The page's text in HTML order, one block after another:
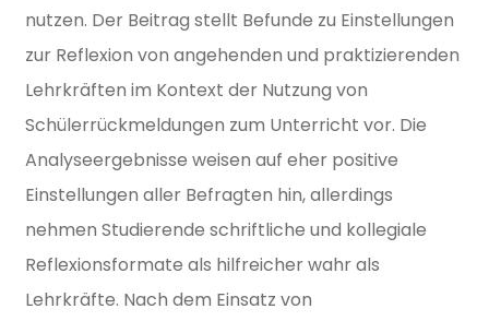
nutzen. Der Beitrag stellt Befunde zu Einstellungen
zur Reflexion von angehenden und praktizierenden
Lehrkräften im Kontext der Nutzung von
Schülerrückmeldungen zum Unterricht vor. Die
Analyseergebnisse weisen auf eher positive
Einstellungen aller Befragten hin, allerdings
nehmen Studierende schriftliche und kollegiale
Reflexionsformate als hilfreicher wahr als
Lehrkräfte. Nach dem Einsatz von